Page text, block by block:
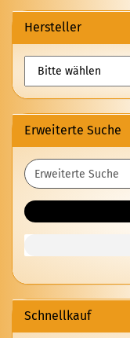
Hersteller
Erweiterte Suche
Erweiterte
Suche
Schnellkauf